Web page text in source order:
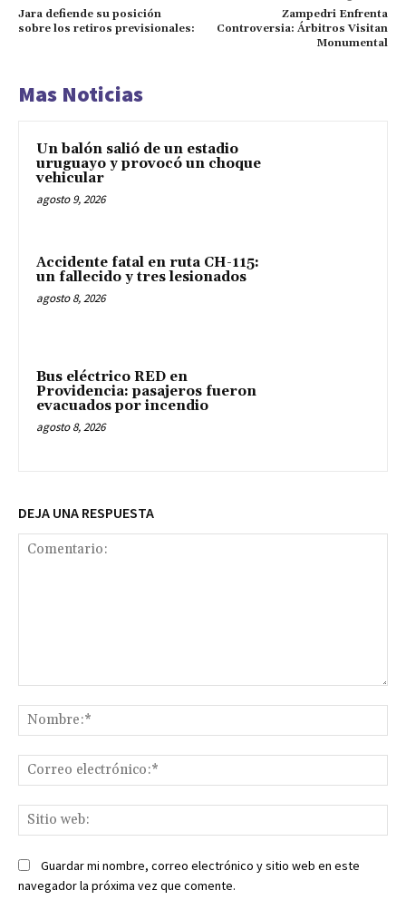
Jara defiende su posición
sobre los retiros previsionales:
Zampedri Enfrenta
Controversia: Árbitros Visitan
Monumental
Mas Noticias
Un balón salió de un estadio
uruguayo y provocó un choque
vehicular
agosto 9, 2026
Accidente fatal en ruta CH-115:
un fallecido y tres lesionados
agosto 8, 2026
Bus eléctrico RED en
Providencia: pasajeros fueron
evacuados por incendio
agosto 8, 2026
DEJA UNA RESPUESTA
Guardar mi nombre, correo electrónico y sitio web en este
navegador la próxima vez que comente.